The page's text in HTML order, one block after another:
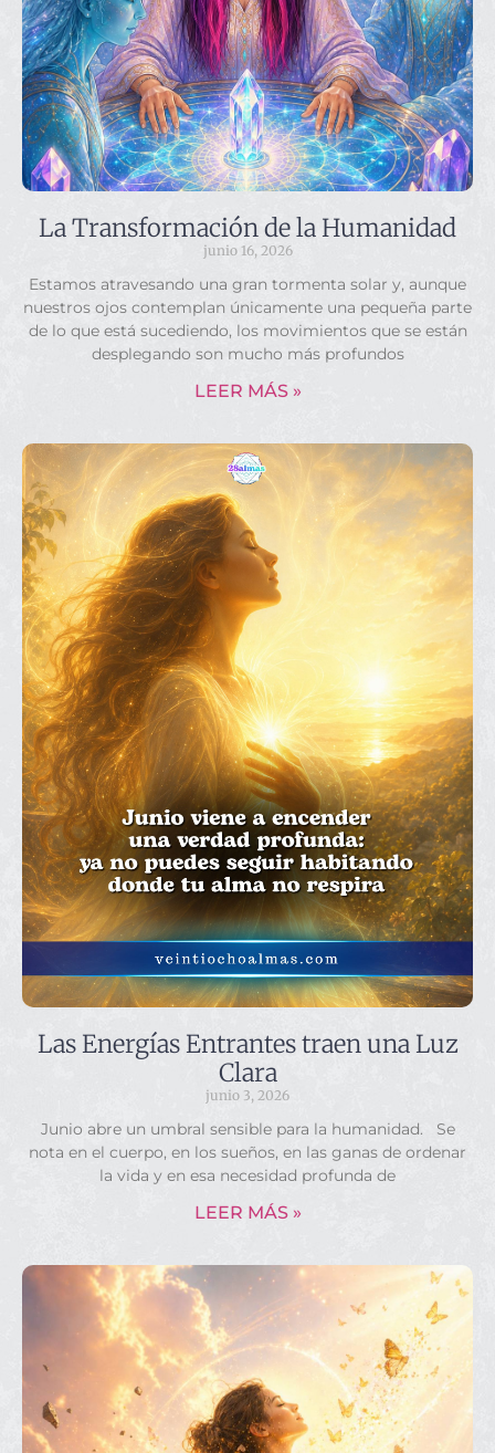
La Transformación de la Humanidad
junio 16, 2026
Estamos atravesando una gran tormenta solar y, aunque
nuestros ojos contemplan únicamente una pequeña parte
de lo que está sucediendo, los movimientos que se están
desplegando son mucho más profundos
LEER MÁS »
Las Energías Entrantes traen una Luz
Clara
junio 3, 2026
Junio abre un umbral sensible para la humanidad. Se
nota en el cuerpo, en los sueños, en las ganas de ordenar
la vida y en esa necesidad profunda de
LEER MÁS »